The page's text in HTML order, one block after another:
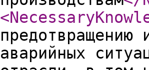
предотвращению
аварийных